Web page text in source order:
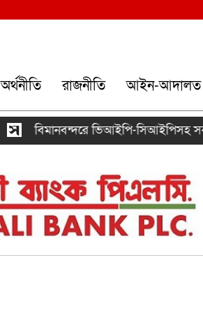
অর্থনীতি রাজনীতি আইন-আদালত
বিমানবন্দরে ভিআইপি-সিআইপিসহ সবাইকে